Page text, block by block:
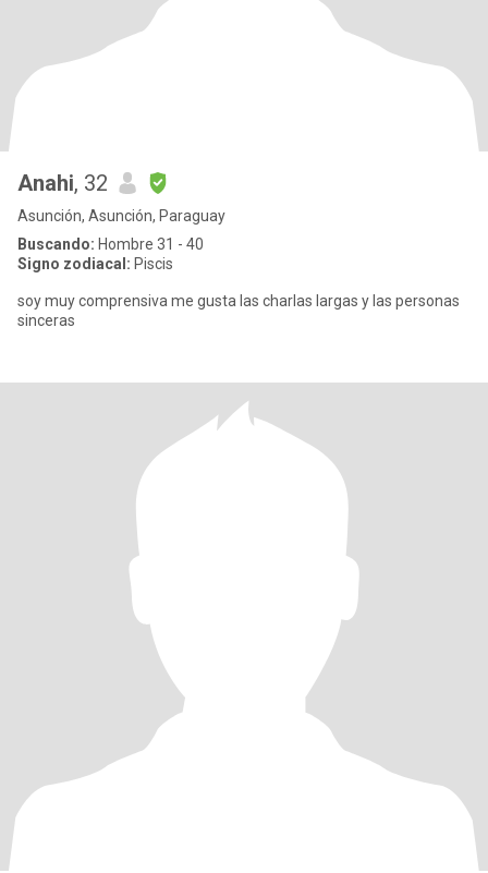
Anahi, 32
Asunción, Asunción, Paraguay
Buscando: Hombre 31 - 40
Signo zodiacal: Piscis
soy muy comprensiva me gusta las charlas largas y las personas
sinceras